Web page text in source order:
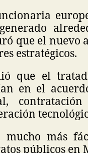
que el nuevo
estratégicos.
que el
en el
mucho más
públicos en